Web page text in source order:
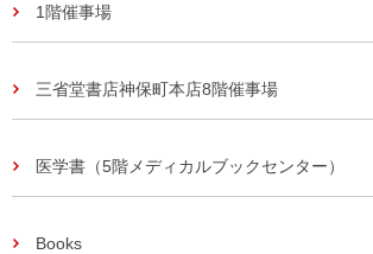
1階催事場
三省堂書店神保町本店8階催事場
医学書（5階メディカルブックセンター）
Books